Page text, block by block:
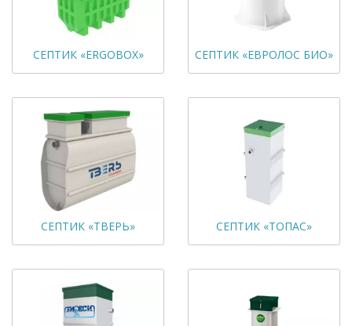
СЕПТИК «ERGOBOX» СЕПТИК «ЕВРОЛОС БИО»
СЕПТИК «ТВЕРЬ» СЕПТИК «ТОПАС»